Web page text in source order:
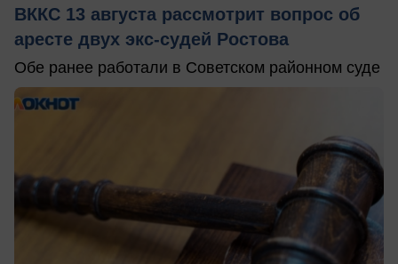
ВККС 13 августа рассмотрит вопрос об
аресте двух экс-судей Ростова
Обе ранее работали в Советском районном суде